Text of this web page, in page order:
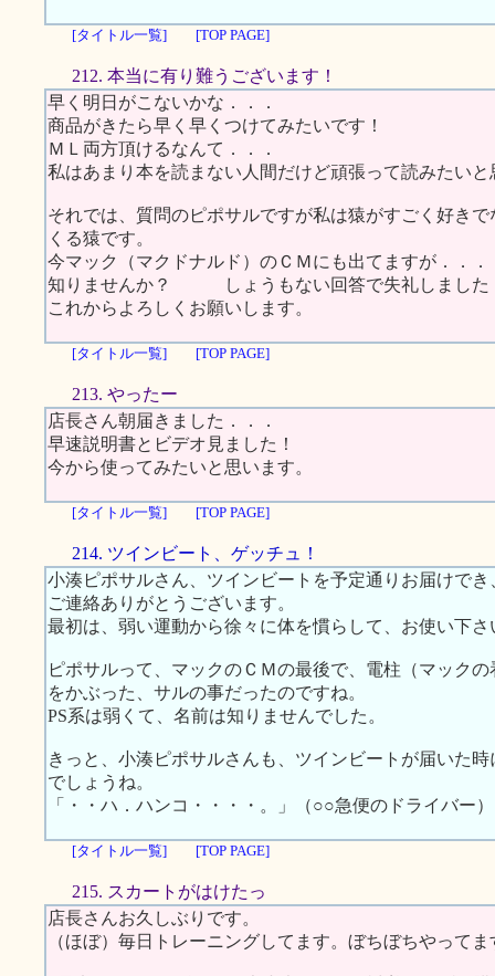
[タイトル一覧] [TOP PAGE]
212. 本当に有り難うございます！
早く明日がこないかな．．．
商品がきたら早く早くつけてみたいです！
ＭＬ両方頂けるなんて．．．
私はあまり本を読まない人間だけど頑張って読みたいと
それでは、質問のピポサルですが私は猿がすごく好き
くる猿です。
今マック（マクドナルド）のＣＭにも出てますが．．．
知りませんか？ しょうもない回答で失礼しました
これからよろしくお願いします。
[タイトル一覧] [TOP PAGE]
213. やったー
店長さん朝届きました．．．
早速説明書とビデオ見ました！
今から使ってみたいと思います。
[タイトル一覧] [TOP PAGE]
214. ツインビート、ゲッチュ！
小湊ピポサルさん、ツインビートを予定通りお届けで
ご連絡ありがとうございます。
最初は、弱い運動から徐々に体を慣らして、お使い下さ
ピポサルって、マックのＣＭの最後で、電柱（マック
をかぶった、サルの事だったのですね。
PS系は弱くて、名前は知りませんでした。
きっと、小湊ピポサルさんも、ツインビートが届いた
でしょうね。
「・・ハ．ハンコ・・・・。」（○○急便のドライバー）
[タイトル一覧] [TOP PAGE]
215. スカートがはけたっ
店長さんお久しぶりです。
（ほぼ）毎日トレーニングしてます。ぼちぼちやってま